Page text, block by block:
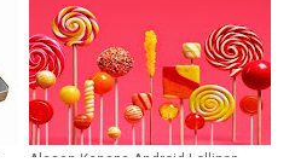
Alasan Kenapa Android Lollipop